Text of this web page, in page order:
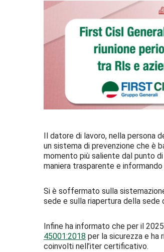
Il datore di lavoro, nella persona
un sistema di prevenzione che è
momento più saliente dal punto
maniera trasparente e
Si è soffermato sulla
sede e sulla riapertura della sede
Infine ha informato che per il
45001:2018 per la sicurezza e ha
coinvolti nell’iter certificativo.